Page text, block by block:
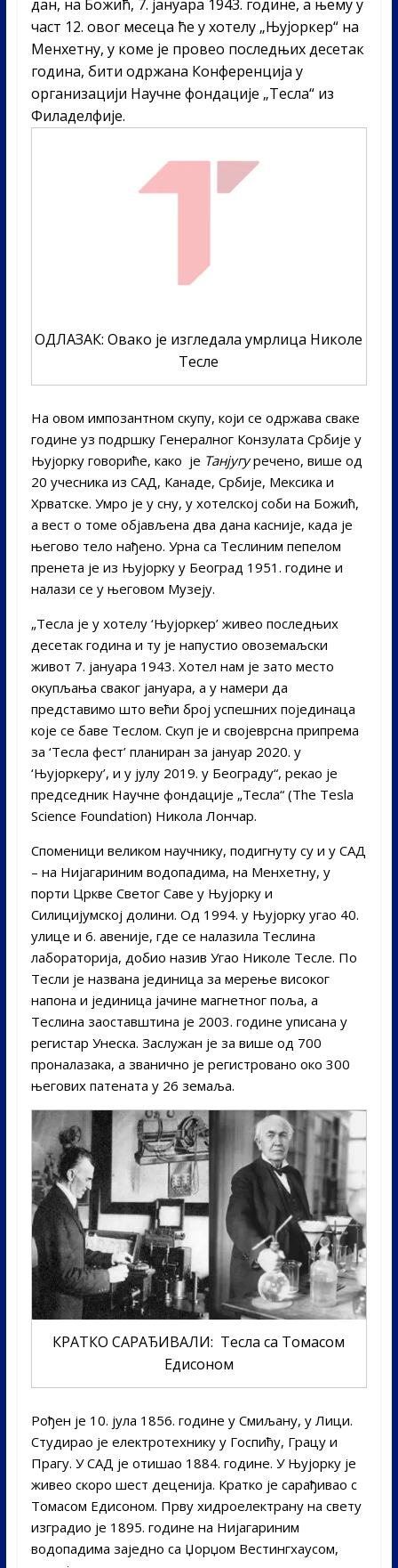
дан, на Божић, 7. јануара 1943. године, а њему у
част 12. овог месеца ће у хотелу „Њујоркер“ на
Менхетну, у коме је провео последњих десетак
година, бити одржана Конференција у
организацији Научне фондације „Тесла“ из
Филаделфије.
ОДЛАЗАК: Овако је изгледала умрлица Николе
Тесле
На овом импозантном скупу, који се одржава сваке
године уз подршку Генералног Конзулата Србије у
Њујорку говориће, како је Танјугуречено, више од
20 учесника из САД, Канаде, Србије, Мексика и
Хрватске. Умро је у сну, у хотелској соби на Божић,
а вест о томе објављена два дана касније, када је
његово тело нађено. Урна са Теслиним пепелом
пренета је из Њујорку у Београд 1951. године и
налази се у његовом Музеју.
„Тесла је у хотелу ‘Њујоркер’ живео последњих
десетак година и ту је напустио овоземаљски
живот 7. јануара 1943. Хотел нам је зато место
окупљања сваког јануара, а у намери да
представимо што већи број успешних појединаца
које се баве Теслом. Скуп је и својеврсна припрема
за ‘Тесла фест’ планиран за јануар 2020. у
‘Њујоркеру’, и у јулу 2019. у Београду“, рекао је
председник Научне фондације „Тесла“ (The Tesla
Science Foundation) Никола Лончар.
Споменици великом научнику, подигнуту су и у САД
– на Нијагариним водопадима, на Менхетну, у
порти Цркве Светог Саве у Њујорку и
Силицијумској долини. Од 1994. у Њујорку угао 40.
улице и 6. авеније, где се налазила Теслина
лабораторија, добио назив Угао Николе Тесле. По
Тесли је названа јединица за мерење високог
напона и јединица јачине магнетног поља, а
Теслина заоставштина је 2003. године уписана у
регистар Унеска. Заслужан је за више од 700
проналазака, а званично је регистровано око 300
његових патената у 26 земаља.
КРАТКО САРАЂИВАЛИ: Тесла са Томасом
Едисоном
Рођен је 10. јула 1856. године у Смиљану, у Лици.
Студирао је електротехнику у Госпићу, Грацу и
Прагу. У САД је отишао 1884. године. У Њујорку је
живео скоро шест деценија. Кратко је сарађивао с
Томасом Едисоном. Прву хидроелектрану на свету
изградио је 1895. године на Нијагариним
водопадима заједно са Џорџом Вестингхаусом,